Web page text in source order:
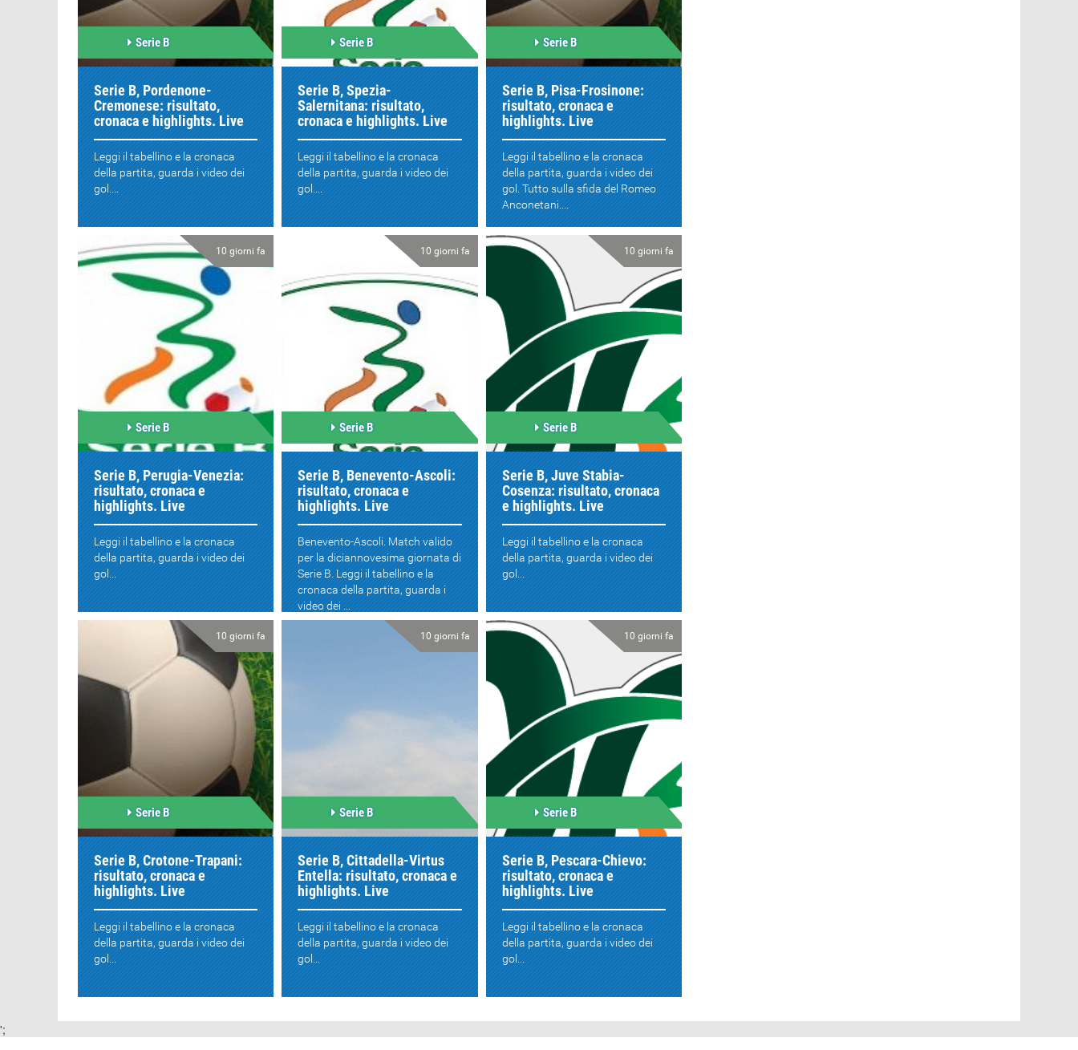
Serie B
Serie B, Pordenone-
Cremonese: risultato,
cronaca e highlights. Live
Leggi il tabellino e la cronaca
della partita, guarda i video dei
gol....
Serie B
Serie B, Spezia-
Salernitana: risultato,
cronaca e highlights. Live
Leggi il tabellino e la cronaca
della partita, guarda i video dei
gol....
Serie B
Serie B, Pisa-Frosinone:
risultato, cronaca e
highlights. Live
Leggi il tabellino e la cronaca
della partita, guarda i video dei
gol. Tutto sulla sfida del Romeo
Anconetani....
10 giorni fa
Serie B
Serie B, Perugia-Venezia:
risultato, cronaca e
highlights. Live
Leggi il tabellino e la cronaca
della partita, guarda i video dei
gol...
10 giorni fa
Serie B
Serie B, Benevento-Ascoli:
risultato, cronaca e
highlights. Live
Benevento-Ascoli. Match valido
per la diciannovesima giornata di
Serie B. Leggi il tabellino e la
cronaca della partita, guarda i
video dei ...
10 giorni fa
Serie B
Serie B, Juve Stabia-
Cosenza: risultato, cronaca
e highlights. Live
Leggi il tabellino e la cronaca
della partita, guarda i video dei
gol...
10 giorni fa
Serie B
Serie B, Crotone-Trapani:
risultato, cronaca e
highlights. Live
Leggi il tabellino e la cronaca
della partita, guarda i video dei
gol...
10 giorni fa
Serie B
Serie B, Cittadella-Virtus
Entella: risultato, cronaca e
highlights. Live
Leggi il tabellino e la cronaca
della partita, guarda i video dei
gol...
10 giorni fa
Serie B
Serie B, Pescara-Chievo:
risultato, cronaca e
highlights. Live
Leggi il tabellino e la cronaca
della partita, guarda i video dei
gol...
';